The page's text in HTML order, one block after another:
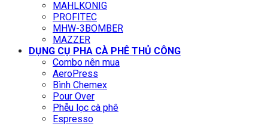
MAHLKONIG
PROFITEC
MHW-3BOMBER
MAZZER
DỤNG CỤ PHA CÀ PHÊ THỦ CÔNG
Combo nên mua
AeroPress
Bình Chemex
Pour Over
Phễu lọc cà phê
Espresso